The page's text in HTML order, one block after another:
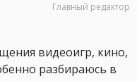
Главный редактор
видеоигр, кино,
разбираюсь в